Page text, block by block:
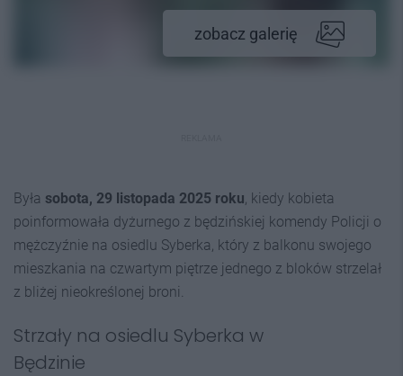
zobacz galerię
Była sobota, 29 listopada 2025 roku, kiedy kobieta
poinformowała dyżurnego z będzińskiej komendy Policji o
mężczyźnie na osiedlu Syberka, który z balkonu swojego
mieszkania na czwartym piętrze jednego z bloków strzelał
z bliżej nieokreślonej broni.
Strzały na osiedlu Syberka w
Będzinie